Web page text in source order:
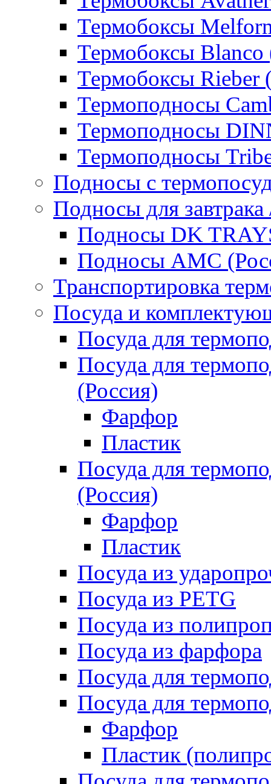
Термобоксы
Термобоксы Blanco
Термобоксы Rieber
Термоподносы
Термоподносы
Термоподносы
Подносы с
Подносы для завтрака
Подносы DK
Подносы AMC
Транспортировка
Посуда и
Посуда для
Посуда для
(Россия)
Фарфор
Пластик
Посуда для
(Россия)
Фарфор
Пластик
Посуда из
Посуда из PETG
Посуда из
Посуда из фарфора
Посуда для
Посуда для
Фарфор
Пластик